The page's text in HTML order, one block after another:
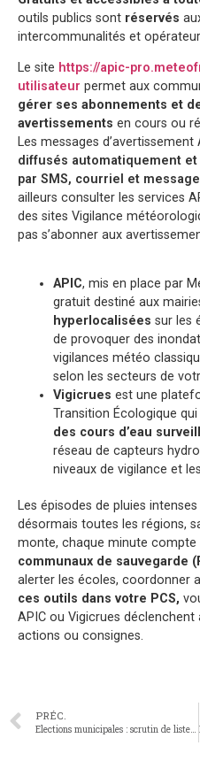
outils publics sont réservés
intercommunalités et
Le site https://apic-
utilisateur permet aux
gérer ses abonnements et
avertissements en cours ou
Les messages
diffusés automatiquement
par SMS, courriel et message
ailleurs consulter les services
des sites Vigilance
pas s’abonner aux
APIC, mis en place par
gratuit destiné aux
hyperlocalisées sur les
de provoquer des
vigilances météo
selon les secteurs de
Vigicrues est une
Transition Écologique
des cours d’eau
réseau de capteurs
niveaux de vigilance et
Les épisodes de pluies
désormais toutes les régions,
monte, chaque minute compte
communaux de sauvegarde
alerter les écoles, coordonner
ces outils dans votre PCS,
APIC ou Vigicrues
actions ou consignes.
PRÉC.
Elections municipales : scrutin de liste pour tous !